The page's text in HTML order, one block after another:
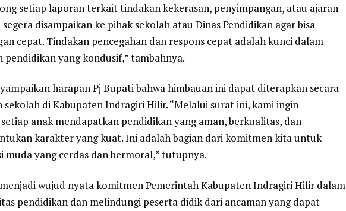
setiap laporan terkait tindakan kekerasan, penyimpangan, atau ajaran
disampaikan ke pihak sekolah atau Dinas Pendidikan agar bisa
cepat. Tindakan pencegahan dan respons cepat adalah kunci dalam
pendidikan yang kondusif,” tambahnya.
harapan Pj Bupati bahwa himbauan ini dapat diterapkan secara
sekolah di Kabupaten Indragiri Hilir. “Melalui surat ini, kami ingin
anak mendapatkan pendidikan yang aman, berkualitas, dan
karakter yang kuat. Ini adalah bagian dari komitmen kita untuk
muda yang cerdas dan bermoral,” tutupnya.
wujud nyata komitmen Pemerintah Kabupaten Indragiri Hilir dalam
pendidikan dan melindungi peserta didik dari ancaman yang dapat